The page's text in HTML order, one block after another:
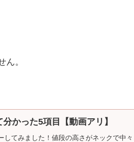
。
かった5項目【動画アリ】
てみました！値段の高さがネックで中々